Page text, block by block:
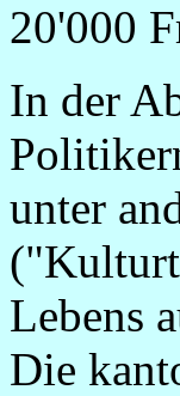
20'000
In der
unter
Lebens
Die